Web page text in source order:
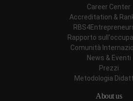
Career Center
Accreditation &
Rapporto
Comunità
News & Eventi
Prezzi
Metodologia
About us